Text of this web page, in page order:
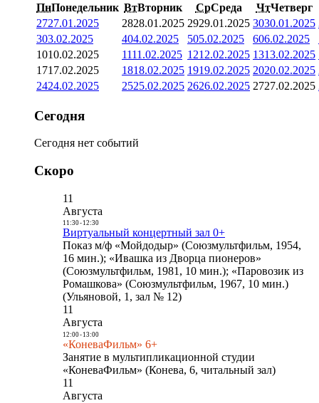
ПнПонедельник ВтВторник СрСреда ЧтЧетверг
2727.01.2025 2828.01.2025 2929.01.2025 3030.01.2025
303.02.2025 404.02.2025 505.02.2025 606.02.2025
1010.02.2025 1111.02.2025 1212.02.2025 1313.02.2025
1717.02.2025 1818.02.2025 1919.02.2025 2020.02.2025
2424.02.2025 2525.02.2025 2626.02.2025 2727.02.2025
Сегодня
Сегодня нет событий
Скоро
11
Августа
11:30- 12:30
Виртуальный концертный зал 0+
Показ м/ф «Мойдодыр» (Союзмультфильм, 1954,
16 мин.); «Ивашка из Дворца пионеров»
(Союзмультфильм, 1981, 10 мин.); «Паровозик из
Ромашкова» (Союзмультфильм, 1967, 10 мин.)
(Ульяновой, 1, зал № 12)
11
Августа
12:00- 13:00
«КоневаФильм» 6+
Занятие в мультипликационной студии
«КоневаФильм» (Конева, 6, читальный зал)
11
Августа